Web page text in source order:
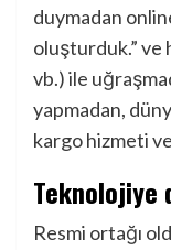
duymadan
oluşturduk.” ve
vb.) ile
yapmadan,
kargo hizmeti
Teknolojiye
Resmi ortağı